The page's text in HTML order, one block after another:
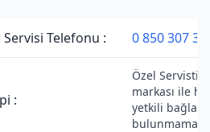
Telefonu : 0 850 307 34
:
Özel
markası ile
yetkili